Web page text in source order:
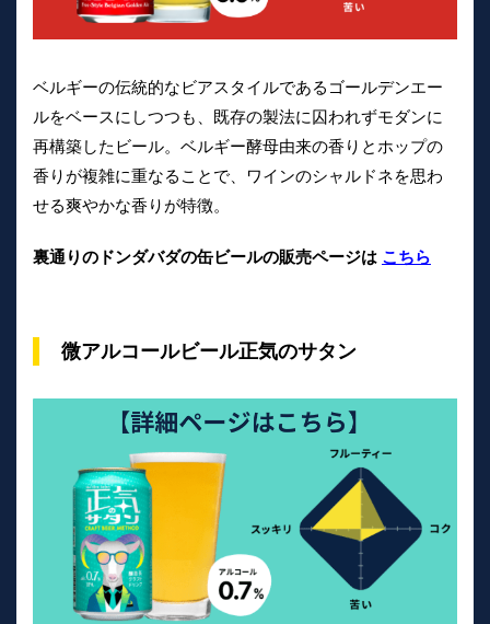
ベルギーの伝統的なビアスタイルであるゴールデンエー
ルをベースにしつつも、既存の製法に囚われずモダンに
再構築したビール。ベルギー酵母由来の香りとホップの
香りが複雑に重なることで、ワインのシャルドネを思わ
せる爽やかな香りが特徴。
裏通りのドンダバダの缶ビールの販売ページは こちら
微アルコールビール正気のサタン